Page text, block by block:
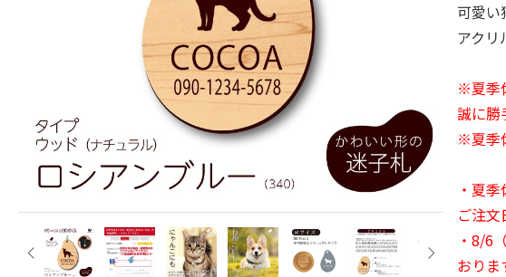
可愛い
アクリ
※夏季
誠に勝
※夏季
・夏
ご注文
・8/6
おりま